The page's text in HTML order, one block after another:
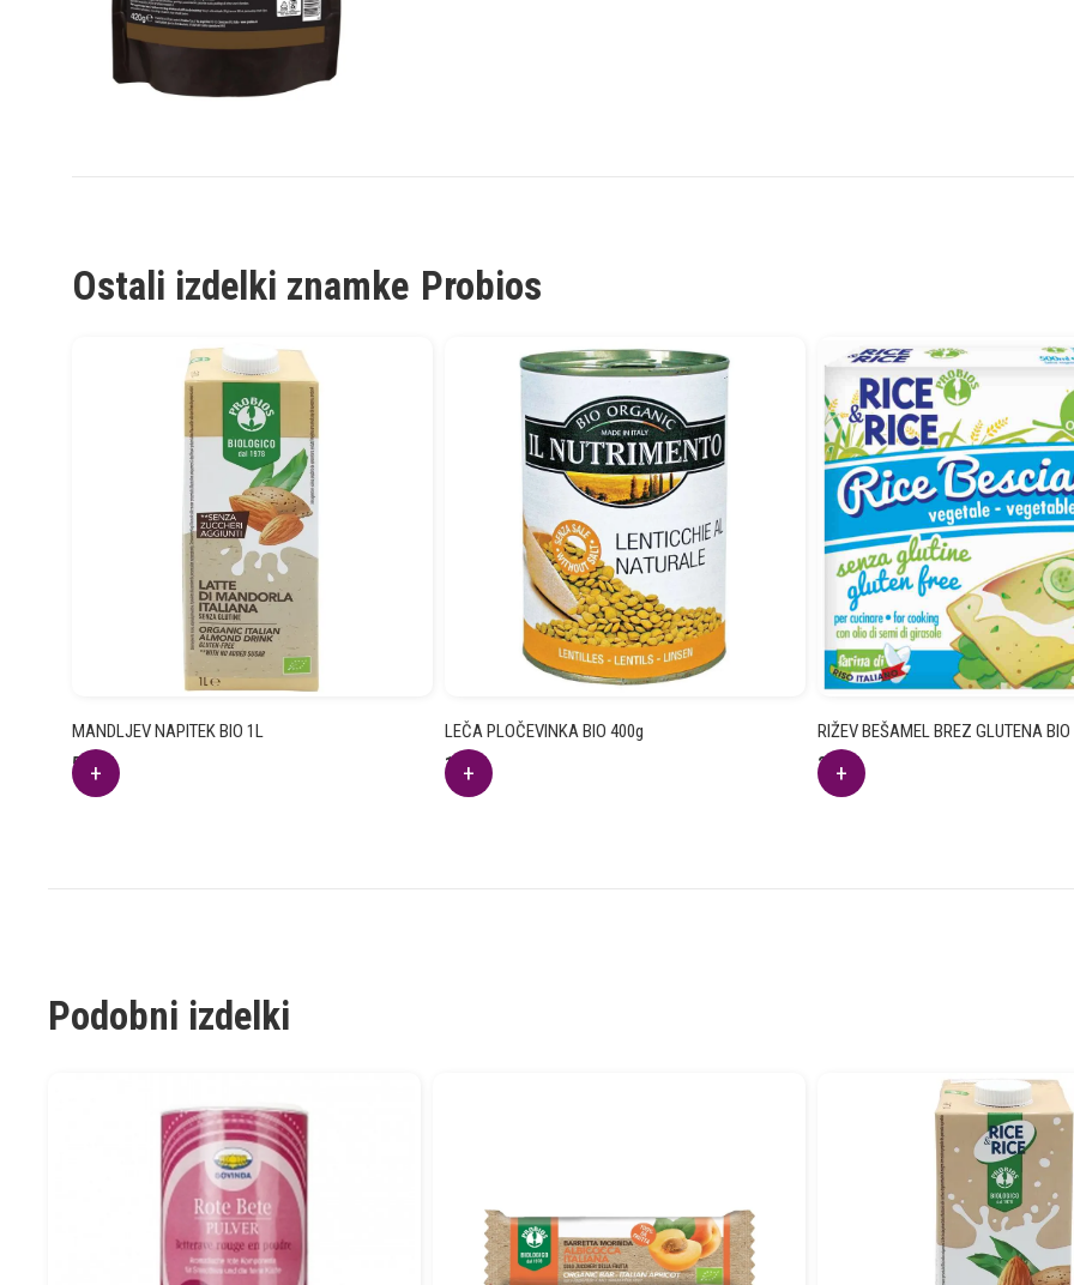
Ostali izdelki znamke Probios
MANDLJEV NAPITEK BIO 1L
5.22
€
LEČA PLOČEVINKA BIO 400g
1.70
€
RIŽEV BEŠAMEL BREZ GLUTENA BIO
2.91
€
Podobni izdelki